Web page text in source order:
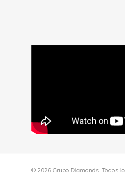
© 2026 Grupo Diamonds. Todos